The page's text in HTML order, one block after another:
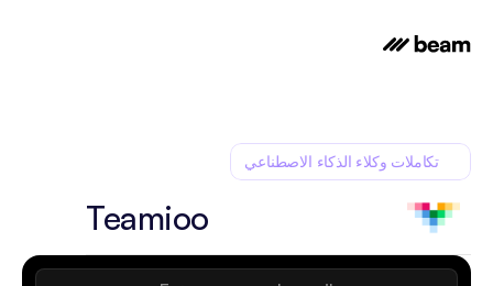
تكاملات وكلاء الذكاء الاصطناعي
Teamioo